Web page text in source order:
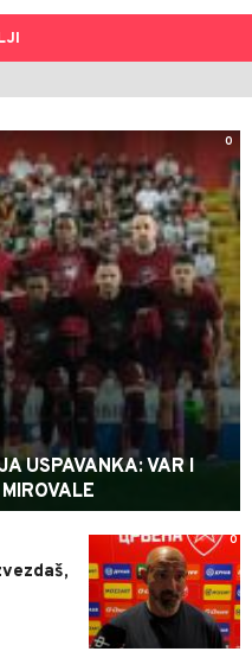
0
USPAVANKA: VAR I
0